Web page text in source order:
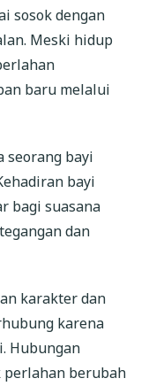
sosok dengan
Meski hidup
baru melalui
seorang bayi
bayi
bagi suasana
dan
karakter dan
karena
Hubungan
perlahan berubah